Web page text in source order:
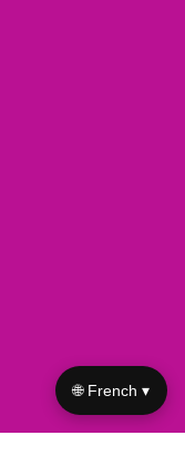
🌐 French ▾